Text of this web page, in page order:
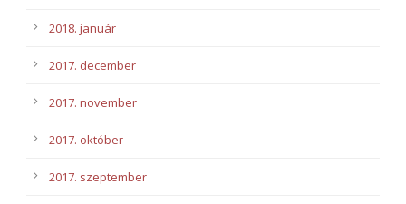
2018. január
2017. december
2017. november
2017. október
2017. szeptember